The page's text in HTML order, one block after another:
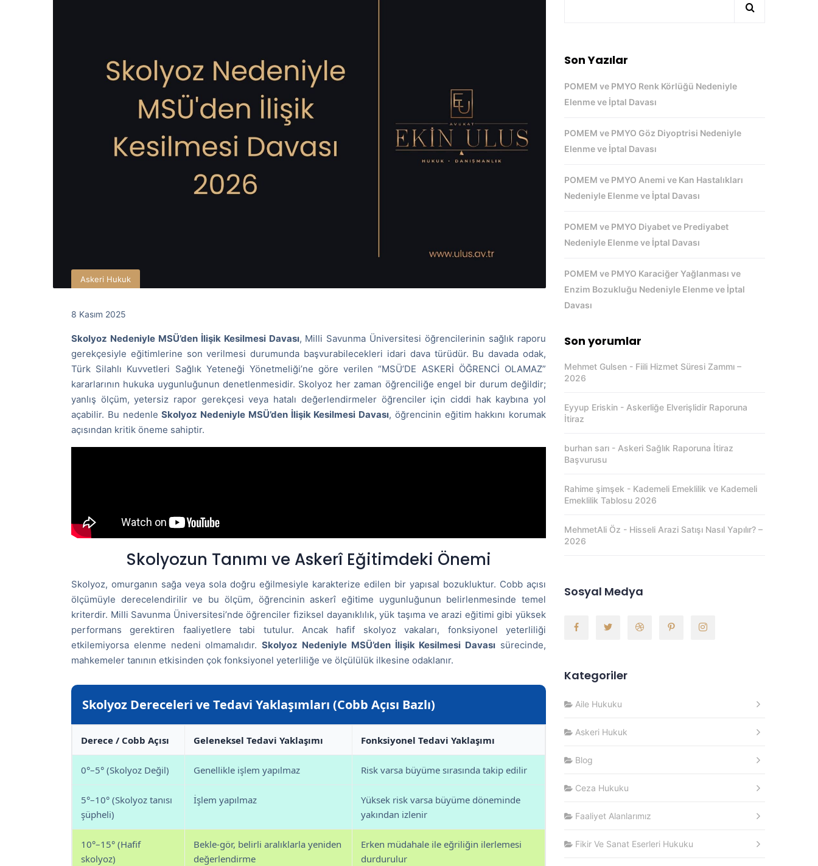
Askeri Hukuk
8 Kasım 2025
Skolyoz Nedeniyle MSÜ’den İlişik Kesilmesi Davası, Milli Savunma Üniversitesi öğrencilerinin sağlık raporu
gerekçesiyle eğitimlerine son verilmesi durumunda başvurabilecekleri idari dava türüdür. Bu davada odak,
Türk Silahlı Kuvvetleri Sağlık Yeteneği Yönetmeliği’ne göre verilen “MSÜ’DE ASKERİ ÖĞRENCİ OLAMAZ”
kararlarının hukuka uygunluğunun denetlenmesidir. Skolyoz her zaman öğrenciliğe engel bir durum değildir;
yanlış ölçüm, yetersiz rapor gerekçesi veya hatalı değerlendirmeler öğrenciler için ciddi hak kaybına yol
açabilir. Bu nedenleSkolyoz Nedeniyle MSÜ’den İlişik Kesilmesi Davası, öğrencinin eğitim hakkını korumak
açısından kritik öneme sahiptir.
Skolyozun Tanımı ve Askerî Eğitimdeki Önemi
Skolyoz, omurganın sağa veya sola doğru eğilmesiyle karakterize edilen bir yapısal bozukluktur. Cobb açısı
ölçümüyle derecelendirilir ve bu ölçüm, öğrencinin askerî eğitime uygunluğunun belirlenmesinde temel
kriterdir. Milli Savunma Üniversitesi’nde öğrenciler fiziksel dayanıklılık, yük taşıma ve arazi eğitimi gibi yüksek
performans gerektiren faaliyetlere tabi tutulur. Ancak hafif skolyoz vakaları, fonksiyonel yeterliliği
etkilemiyorsa elenme nedeni olmamalıdır.Skolyoz Nedeniyle MSÜ’den İlişik Kesilmesi Davası sürecinde,
mahkemeler tanının etkisinden çok fonksiyonel yeterliliğe ve ölçülülük ilkesine odaklanır.
Skolyoz Dereceleri ve Tedavi Yaklaşımları (Cobb Açısı Bazlı)
Derece / Cobb Açısı Geleneksel Tedavi Yaklaşımı Fonksiyonel Tedavi Yaklaşımı
0°–5° (Skolyoz Değil) Genellikle işlem yapılmaz Risk varsa büyüme sırasında takip edilir
5°–10° (Skolyoz tanısı
şüpheli)
İşlem yapılmaz
Yüksek risk varsa büyüme döneminde
yakından izlenir
10°–15° (Hafif
skolyoz)
Bekle-gör, belirli aralıklarla yeniden
değerlendirme
Erken müdahale ile eğriliğin ilerlemesi
durdurulur
Son Yazılar
POMEM ve PMYO Renk Körlüğü Nedeniyle
Elenme ve İptal Davası
POMEM ve PMYO Göz Diyoptrisi Nedeniyle
Elenme ve İptal Davası
POMEM ve PMYO Anemi ve Kan Hastalıkları
Nedeniyle Elenme ve İptal Davası
POMEM ve PMYO Diyabet ve Prediyabet
Nedeniyle Elenme ve İptal Davası
POMEM ve PMYO Karaciğer Yağlanması ve
Enzim Bozukluğu Nedeniyle Elenme ve İptal
Davası
Son yorumlar
Mehmet Gulsen - Fiili Hizmet Süresi Zammı –
2026
Eyyup Eriskin - Askerliğe Elverişlidir Raporuna
İtiraz
burhan sarı - Askeri Sağlık Raporuna İtiraz
Başvurusu
Rahime şimşek - Kademeli Emeklilik ve Kademeli
Emeklilik Tablosu 2026
MehmetAli Öz - Hisseli Arazi Satışı Nasıl Yapılır? –
2026
Sosyal Medya
Kategoriler
Aile Hukuku
Askeri Hukuk
Blog
Ceza Hukuku
Faaliyet Alanlarımız
Fikir Ve Sanat Eserleri Hukuku